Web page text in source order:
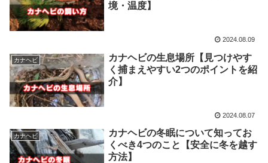
境・温度】
2024.08.09
カナヘビ
カナヘビの生息場所【見つけやす
く捕まえやすい2つのポイントを紹
介】
2024.08.07
カナヘビ
カナヘビの冬眠について知ってお
くべき4つのこと【安全に冬を越す
方法】